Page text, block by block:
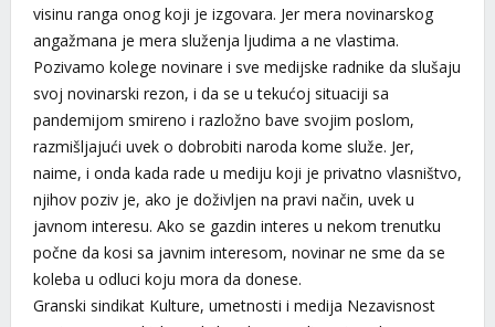
visinu ranga onog koji je izgovara. Jer mera novinarskog
angažmana je mera služenja ljudima a ne vlastima.
Pozivamo kolege novinare i sve medijske radnike da slušaju
svoj novinarski rezon, i da se u tekućoj situaciji sa
pandemijom smireno i razložno bave svojim poslom,
razmišljajući uvek o dobrobiti naroda kome služe. Jer,
naime, i onda kada rade u mediju koji je privatno vlasništvo,
njihov poziv je, ako je doživljen na pravi način, uvek u
javnom interesu. Ako se gazdin interes u nekom trenutku
počne da kosi sa javnim interesom, novinar ne sme da se
koleba u odluci koju mora da donese.
Granski sindikat Kulture, umetnosti i medija Nezavisnost